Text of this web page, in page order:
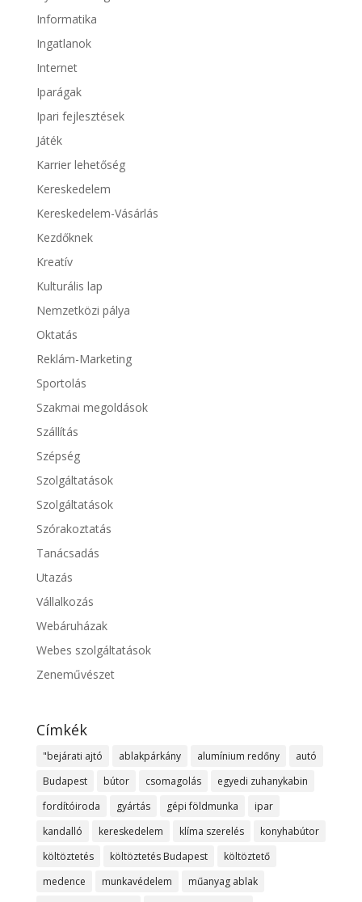
Informatika
Ingatlanok
Internet
Iparágak
Ipari fejlesztések
Játék
Karrier lehetőség
Kereskedelem
Kereskedelem-Vásárlás
Kezdőknek
Kreatív
Kulturális lap
Nemzetközi pálya
Oktatás
Reklám-Marketing
Sportolás
Szakmai megoldások
Szállítás
Szépség
Szolgáltatások
Szolgáltatások
Szórakoztatás
Tanácsadás
Utazás
Vállalkozás
Webáruházak
Webes szolgáltatások
Zeneművészet
Címkék
"bejárati ajtó ablakpárkány alumínium redőny
autó
Budapest
bútor csomagolás
egyedi zuhanykabin
fordítóiroda
gyártás gépi földmunka
ipar
kandalló
kereskedelem klíma szerelés
konyhabútor
költöztetés
költöztetés Budapest
költöztető
medence
munkavédelem
műanyag ablak